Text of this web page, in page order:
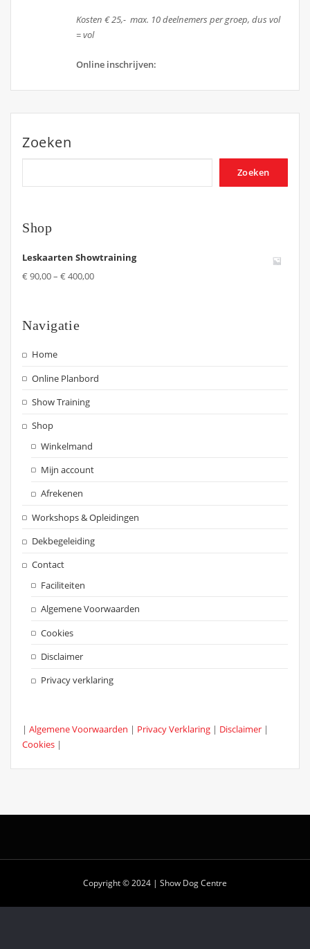
Kosten € 25,- max. 10 deelnemers per groep, dus vol
= vol
Online inschrijven:
Zoeken
Zoeken
Shop
Leskaarten Showtraining
€ 90,00–€ 400,00
Navigatie
Home
Online Planbord
Show Training
Shop
Winkelmand
Mijn account
Afrekenen
Workshops & Opleidingen
Dekbegeleiding
Contact
Faciliteiten
Algemene Voorwaarden
Cookies
Disclaimer
Privacy verklaring
|Algemene Voorwaarden | Privacy Verklaring | Disclaimer |
Cookies |
Copyright © 2024 | Show Dog Centre